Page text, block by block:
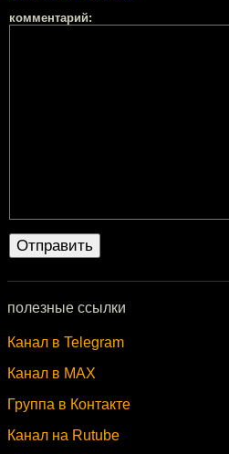
комментарий:
полезные ссылки
Канал в Telegram
Канал в MAX
Группа в Контакте
Канал на Rutube